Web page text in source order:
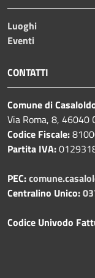
Luoghi
Eventi
CONTATTI
Comune di
Via Roma, 8, 46040
Codice Fiscale:
Partita IVA:
PEC:
Centralino Unico:
Codice Univodo